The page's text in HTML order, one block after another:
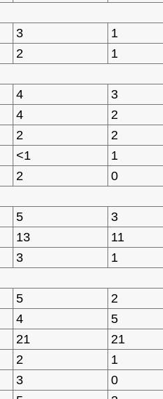
3 1
2 1
4 3
4 2
2 2
<1 1
2 0
5 3
13 11
3 1
5 2
4 5
21 21
2 1
3 0